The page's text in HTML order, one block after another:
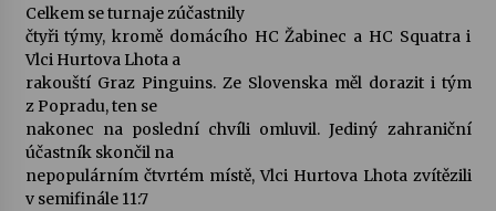
Letní koncerty ve Stromovce: Kolchoz a
Jenakaši
28. 7. 2026
Votavžatský ploty
23. 7. 2026
Celkem se turnaje zúčastnily
čtyři týmy, kromě domácího HC Žabinec a HC Squatra i
Vlci Hurtova Lhota a
rakouští Graz Pinguins. Ze Slovenska měl dorazit i tým
z Popradu, ten se
nakonec na poslední chvíli omluvil. Jediný zahraniční
účastník skončil na
nepopulárním čtvrtém místě, Vlci Hurtova Lhota zvítězili
v semifinále 11:7